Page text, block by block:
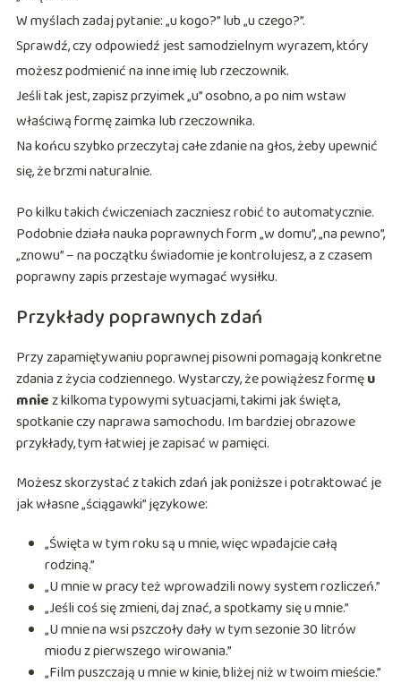
W myślach zadaj pytanie: „u kogo?” lub „u czego?”.
Sprawdź, czy odpowiedź jest samodzielnym wyrazem, który
możesz podmienić na inne imię lub rzeczownik.
Jeśli tak jest, zapisz przyimek „u” osobno, a po nim wstaw
właściwą formę zaimka lub rzeczownika.
Na końcu szybko przeczytaj całe zdanie na głos, żeby upewnić
się, że brzmi naturalnie.
Po kilku takich ćwiczeniach zaczniesz robić to automatycznie.
Podobnie działa nauka poprawnych form „w domu”, „na pewno”,
„znowu” – na początku świadomie je kontrolujesz, a z czasem
poprawny zapis przestaje wymagać wysiłku.
Przykłady poprawnych zdań
Przy zapamiętywaniu poprawnej pisowni pomagają konkretne
zdania z życia codziennego. Wystarczy, że powiążesz formęu
mniez kilkoma typowymi sytuacjami, takimi jak święta,
spotkanie czy naprawa samochodu. Im bardziej obrazowe
przykłady, tym łatwiej je zapisać w pamięci.
Możesz skorzystać z takich zdań jak poniższe i potraktować je
jak własne „ściągawki” językowe:
„Święta w tym roku są u mnie, więc wpadajcie całą
rodziną.”
„U mnie w pracy też wprowadzili nowy system rozliczeń.”
„Jeśli coś się zmieni, daj znać, a spotkamy się u mnie.”
„U mnie na wsi pszczoły dały w tym sezonie 30 litrów
miodu z pierwszego wirowania.”
„Film puszczają u mnie w kinie, bliżej niż w twoim mieście.”